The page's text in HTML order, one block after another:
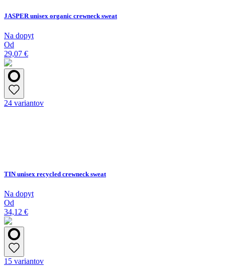
JASPER unisex organic crewneck sweat
Na dopyt
Od
29,07 €
24 variantov
TIN unisex recycled crewneck sweat
Na dopyt
Od
34,12 €
15 variantov